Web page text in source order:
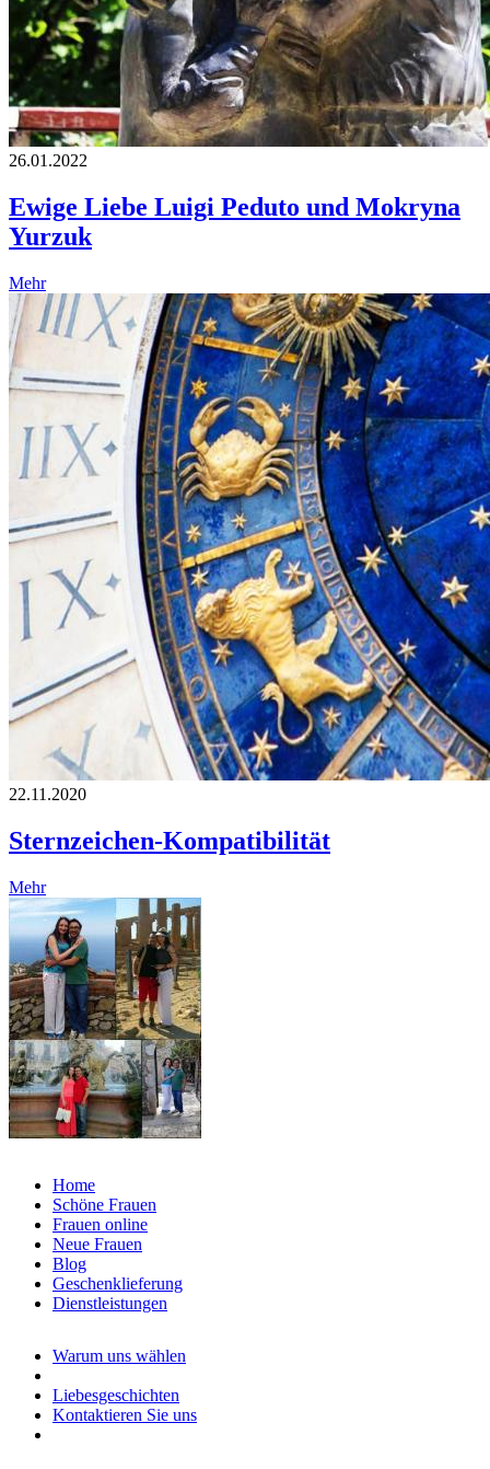
26.01.2022
Ewige Liebe Luigi Peduto und Mokryna
Yurzuk
Mehr
22.11.2020
Sternzeichen-Kompatibilität
Mehr
Home
Schöne Frauen
Frauen online
Neue Frauen
Blog
Geschenklieferung
Dienstleistungen
Warum uns wählen
Liebesgeschichten
Kontaktieren Sie uns